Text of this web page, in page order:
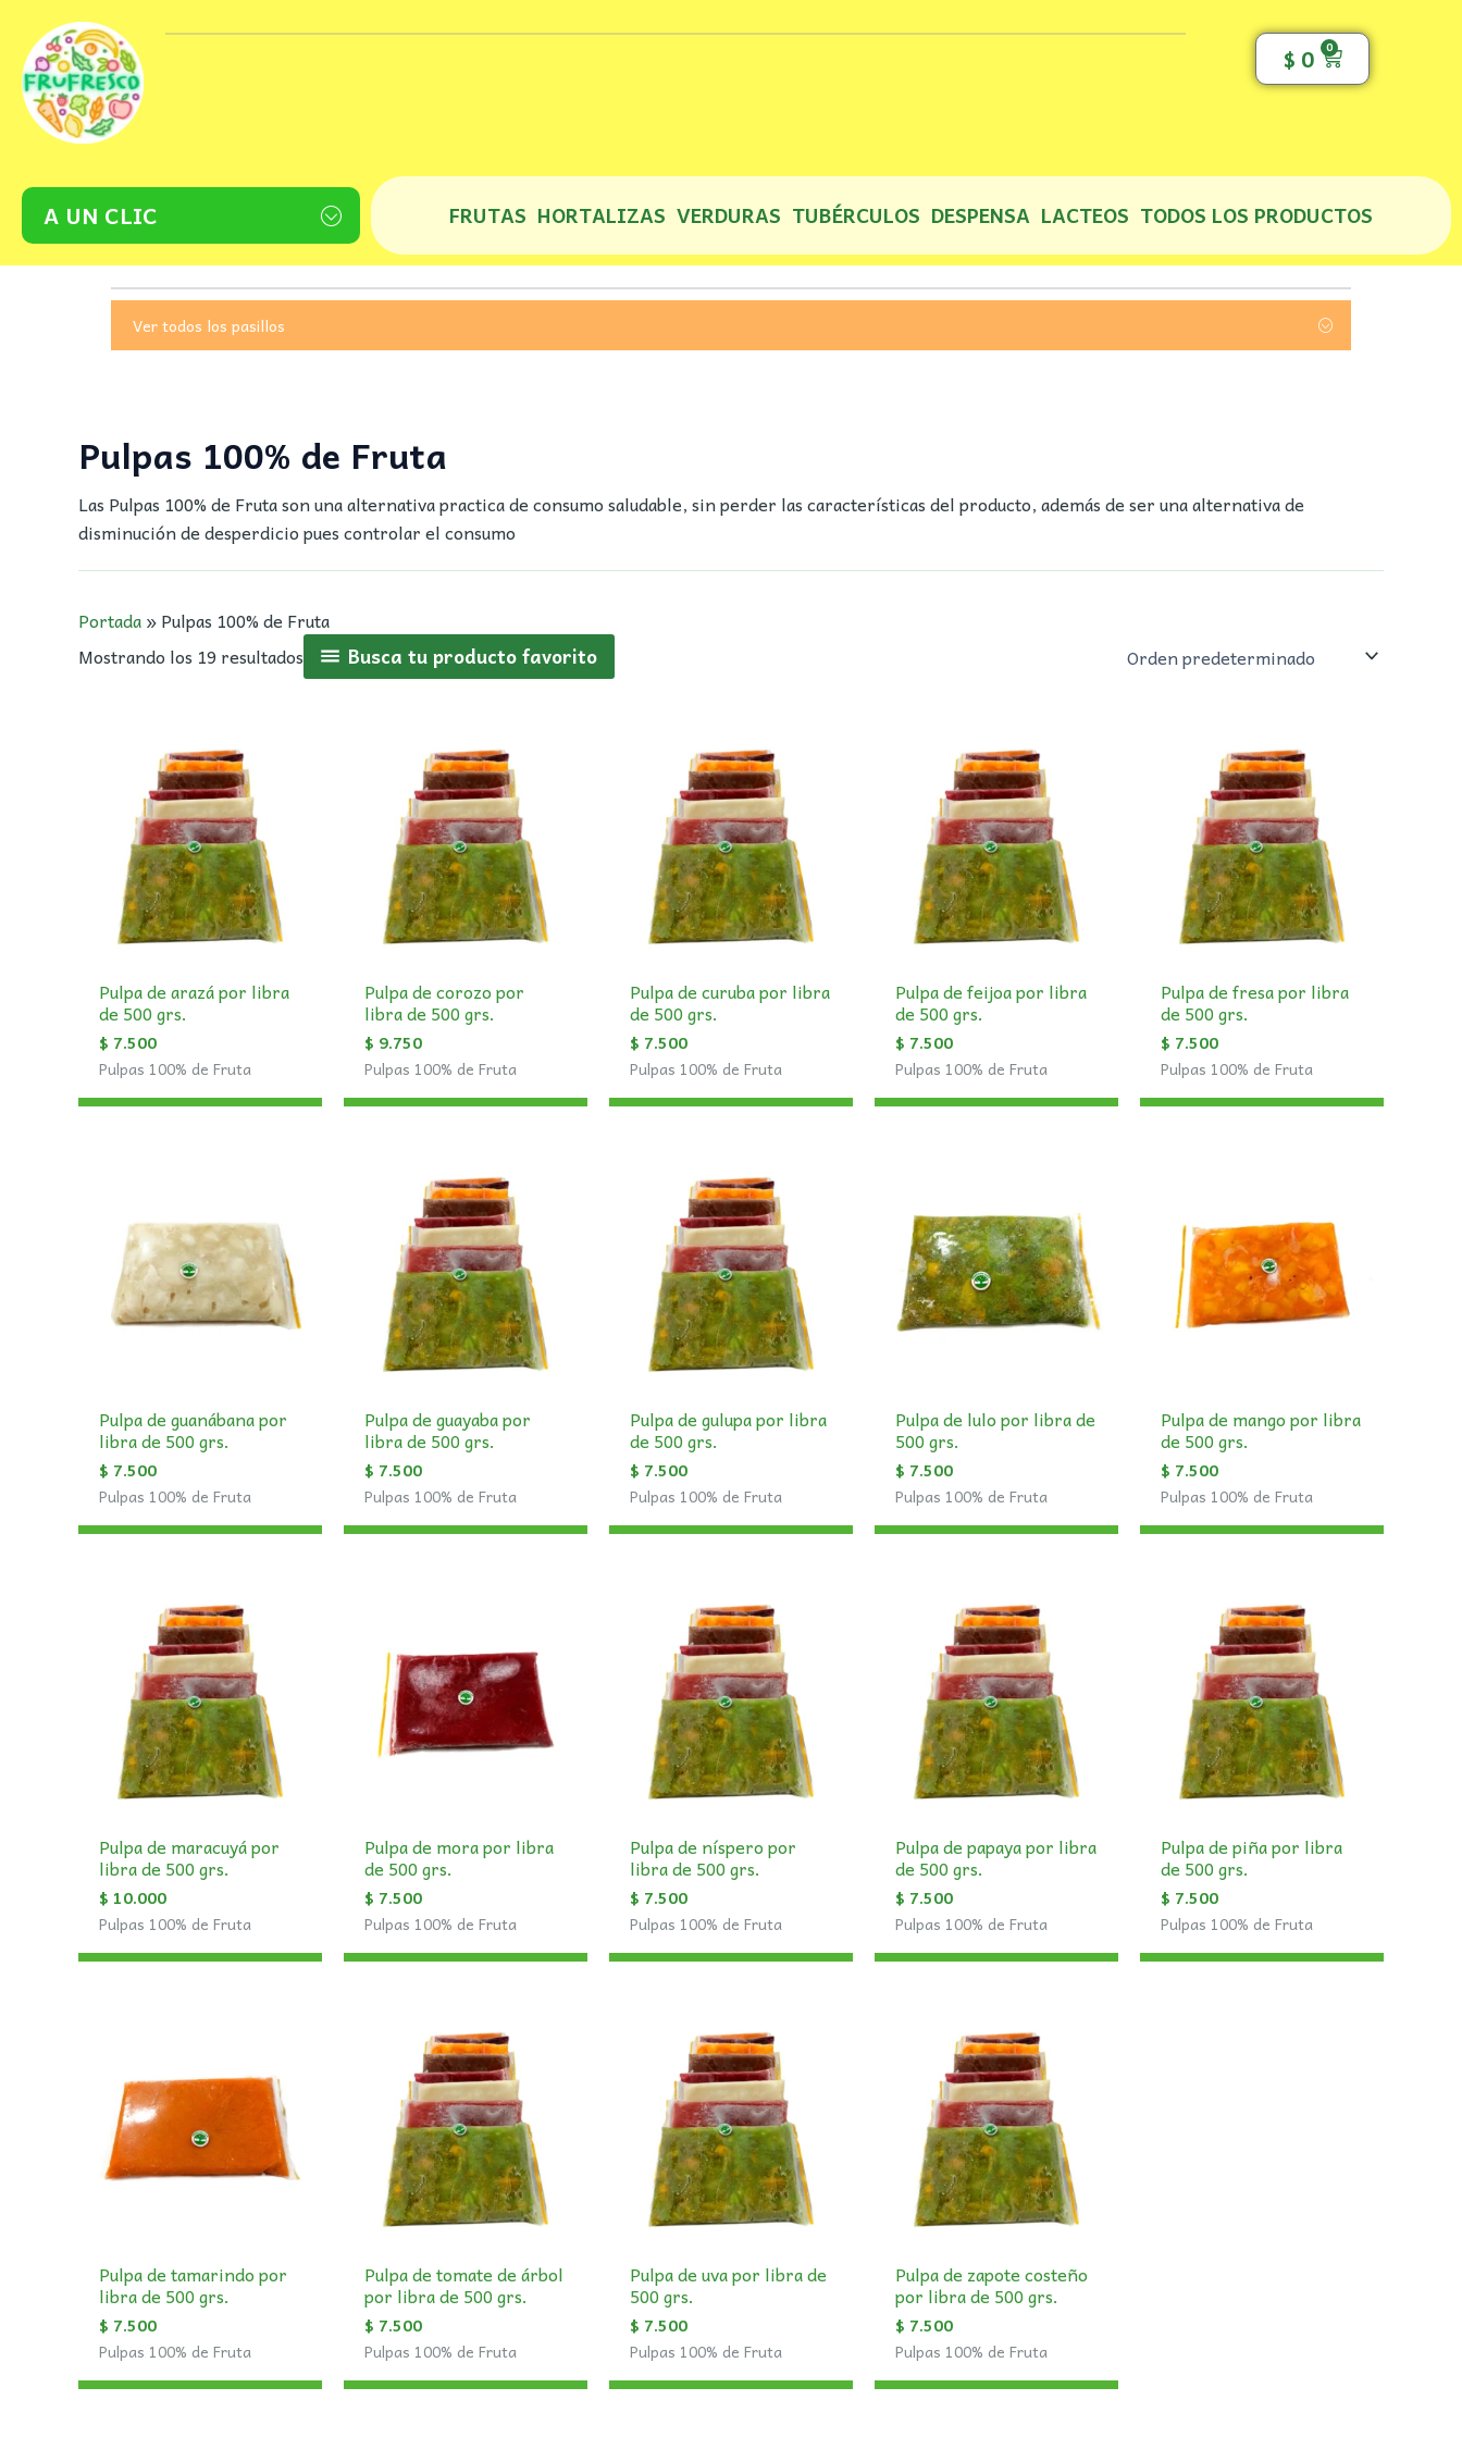
contenido
$ 0 0 Cart
A UN CLIC FRUTAS HORTALIZAS VERDURAS TUBÉRCULOS DESPENSA LACTEOS TODOS LOS PRODUCTOS
Ver todos los pasillos
Pulpas 100% de Fruta
Las Pulpas 100% de Fruta son una alternativa practica de consumo saludable, sin perder las características del producto, además de ser una alternativa de
disminución de desperdicio pues controlar el consumo
Portada»Pulpas 100% de Fruta
Mostrando los 19 resultados
Busca tu producto favorito
Pulpa de arazá por libra
de 500 grs.
$ 7.500
Pulpas 100% de Fruta
Pulpa de corozo por
libra de 500 grs.
$ 9.750
Pulpas 100% de Fruta
Pulpa de curuba por libra
de 500 grs.
$ 7.500
Pulpas 100% de Fruta
Pulpa de feijoa por libra
de 500 grs.
$ 7.500
Pulpas 100% de Fruta
Pulpa de fresa por libra
de 500 grs.
$ 7.500
Pulpas 100% de Fruta
Pulpa de guanábana por
libra de 500 grs.
$ 7.500
Pulpas 100% de Fruta
Pulpa de guayaba por
libra de 500 grs.
$ 7.500
Pulpas 100% de Fruta
Pulpa de gulupa por libra
de 500 grs.
$ 7.500
Pulpas 100% de Fruta
Pulpa de lulo por libra de
500 grs.
$ 7.500
Pulpas 100% de Fruta
Pulpa de mango por libra
de 500 grs.
$ 7.500
Pulpas 100% de Fruta
Pulpa de maracuyá por
libra de 500 grs.
$ 10.000
Pulpas 100% de Fruta
Pulpa de mora por libra
de 500 grs.
$ 7.500
Pulpas 100% de Fruta
Pulpa de níspero por
libra de 500 grs.
$ 7.500
Pulpas 100% de Fruta
Pulpa de papaya por libra
de 500 grs.
$ 7.500
Pulpas 100% de Fruta
Pulpa de piña por libra
de 500 grs.
$ 7.500
Pulpas 100% de Fruta
Pulpa de tamarindo por
libra de 500 grs.
$ 7.500
Pulpas 100% de Fruta
Pulpa de tomate de árbol
por libra de 500 grs.
$ 7.500
Pulpas 100% de Fruta
Pulpa de uva por libra de
500 grs.
$ 7.500
Pulpas 100% de Fruta
Pulpa de zapote costeño
por libra de 500 grs.
$ 7.500
Pulpas 100% de Fruta